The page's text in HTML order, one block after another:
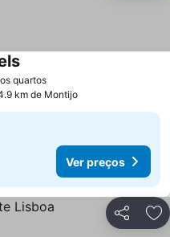
quartos
km de Montijo
Ver preços
Partilhar